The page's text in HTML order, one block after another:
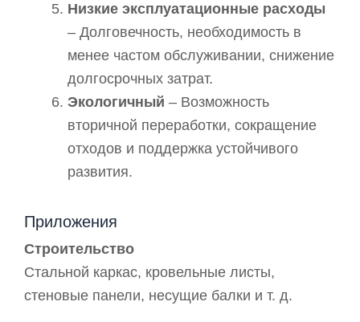
Низкие эксплуатационные расходы
– Долговечность, необходимость в
менее частом обслуживании, снижение
долгосрочных затрат.
Экологичный – Возможность
вторичной переработки, сокращение
отходов и поддержка устойчивого
развития.
Приложения
Строительство
Стальной каркас, кровельные листы,
стеновые панели, несущие балки и т. д.